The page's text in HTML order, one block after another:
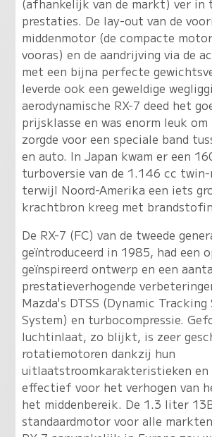
(afhankelijk van de markt) ver in
prestaties. De lay-out van de
middenmotor (de compacte
vooras) en de aandrijving via de
met een bijna perfecte
leverde ook een geweldige
aerodynamische RX-7 deed het
prijsklasse en was enorm leuk
zorgde voor een speciale band
en auto. In Japan kwam er een
turboversie van de 1.146 cc
terwijl Noord-Amerika een iets
krachtbron kreeg met
De RX-7 (FC) van de tweede
geïntroduceerd in 1985, had een
geïnspireerd ontwerp en een
prestatieverhogende
Mazda's DTSS (Dynamic Tracking
System) en turbocompressie.
luchtinlaat, zo blijkt, is zeer
rotatiemotoren dankzij hun
uitlaatstroomkarakteristieken
effectief voor het verhogen van
het middenbereik. De 1.3 liter
standaardmotor voor alle